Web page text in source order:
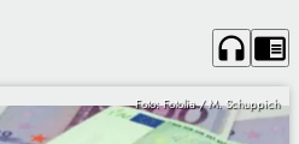
headphones chrome_reader_mode
Foto: Fotolia / M. Schuppich